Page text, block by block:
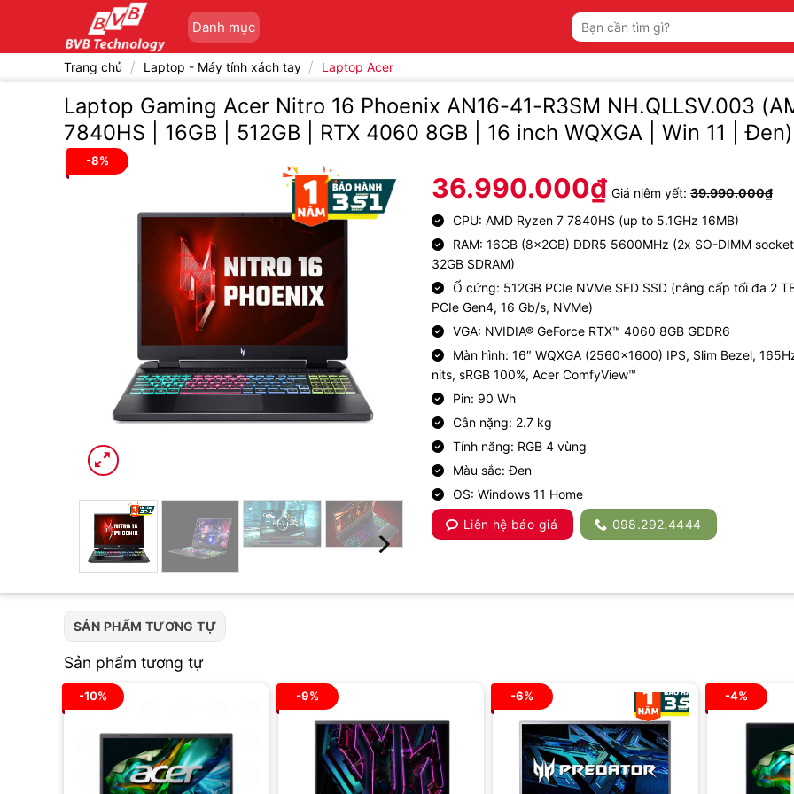
Danh mục
Tìm
kiếm:
Trang chủ / Laptop - Máy tính xách tay / Laptop Acer
Laptop Gaming Acer Nitro 16 Phoenix AN16-41-R3SM NH.QLLSV.003
7840HS | 16GB | 512GB | RTX 4060 8GB | 16 inch WQXGA | Win 11 | Đen)
-8%
36.990.000₫ Giá niêm yết: 39.990.000₫
CPU: AMD Ryzen 7 7840HS (up to 5.1GHz 16MB)
RAM: 16GB (8x2GB) DDR5 5600MHz (2x SO-DIMM
32GB SDRAM)
Ổ cứng: 512GB PCIe NVMe SED SSD (nâng cấp tối đa 2
PCIe Gen4, 16 Gb/s, NVMe)
VGA: NVIDIA® GeForce RTX™ 4060 8GB GDDR6
Màn hình: 16″ WQXGA (2560×1600) IPS, Slim Bezel,
nits, sRGB 100%, Acer ComfyView™
Pin: 90 Wh
Cân nặng: 2.7 kg
Tính năng: RGB 4 vùng
Màu sắc: Đen
OS: Windows 11 Home
Liên hệ báo giá
098.292.4444
SẢN PHẨM TƯƠNG TỰ
Sản phẩm tương tự
-10% -9% -6% -4%